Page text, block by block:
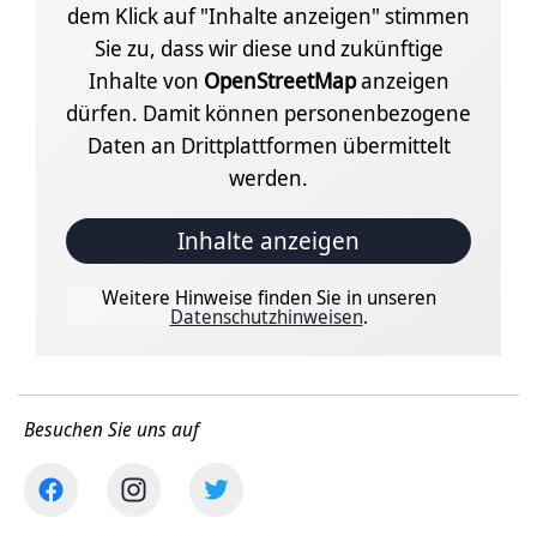
dem Klick auf "Inhalte anzeigen" stimmen
Sie zu, dass wir diese und zukünftige
Inhalte von OpenStreetMapanzeigen
dürfen. Damit können personenbezogene
Daten an Drittplattformen übermittelt
werden.
Inhalte anzeigen
Weitere Hinweise finden Sie in unseren
Datenschutzhinweisen.
Besuchen Sie uns auf